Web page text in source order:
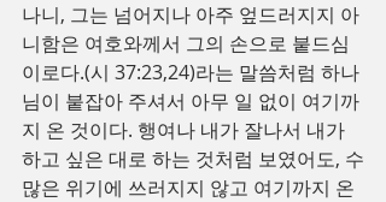
나니, 그는 넘어지나 아주 엎드러지지 아
니함은 여호와께서 그의 손으로 붙드심
이로다.(시 37:23,24)라는 말씀처럼 하나
님이 붙잡아 주셔서 아무 일 없이 여기까
지 온 것이다. 행여나 내가 잘나서 내가
하고 싶은 대로 하는 것처럼 보였어도, 수
많은 위기에 쓰러지지 않고 여기까지 온